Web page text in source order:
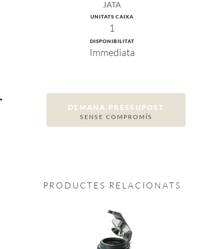
JATA
UNITATS CAIXA
1
DISPONIBILITAT
Immediata
DEMANA PRESSUPOST
SENSE COMPROMÍS
PRODUCTES RELACIONATS